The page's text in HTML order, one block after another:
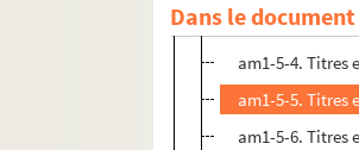
Dans le document
am1-5-3. Titres
am1-5-4. Titres
am1-5-5. Titres
am1-5-6. Titres